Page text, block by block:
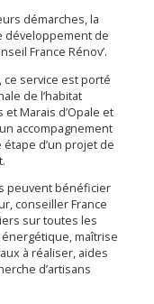
démarches, la
développement de
France Rénov’.
service est porté
de l’habitat
Marais d’Opale et
accompagnement
d’un projet de
peuvent bénéficier
conseiller France
sur toutes les
maîtrise
à réaliser, aides
d’artisans